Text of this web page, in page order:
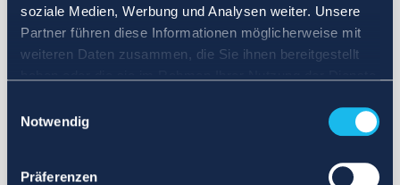
soziale Medien, Werbung und Analysen weiter. Unsere
Partner führen diese Informationen möglicherweise mit
weiteren Daten zusammen, die Sie ihnen bereitgestellt
Notwendig
Präferenzen